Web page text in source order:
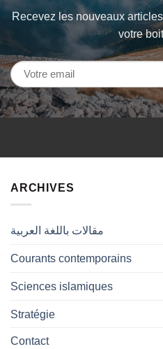
Recevez les nouveaux
votre
ARCHIVES
مقالات باللغة العربية
Courants contemporains
Sciences islamiques
Stratégie
Contact